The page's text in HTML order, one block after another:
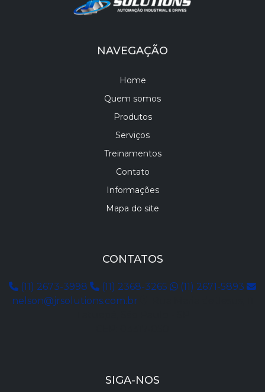
NAVEGAÇÃO
Home
Quem somos
Produtos
Serviços
Treinamentos
Contato
Informações
Mapa do site
CONTATOS
(11) 2673-3998 (11) 2368-3265
(11) 2671-5893
nelson@jrsolutions.com.br
SIGA-NOS